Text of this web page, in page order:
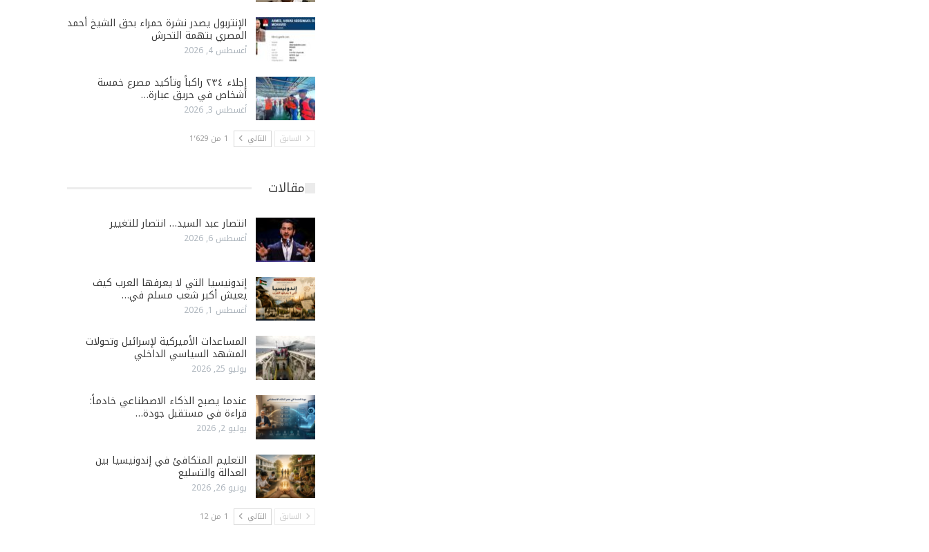
الإنتربول يصدر نشرة حمراء بحق الشيخ أحمد
المصري بتهمة التحرش
أغسطس 4, 2026
إجلاء ٢٣٤ راكباً وتأكيد مصرع خمسة
أشخاص في حريق عبارة…
أغسطس 3, 2026
السابق التالي 1 من 1٬629
مقالات
انتصار عبد السيد… انتصار للتغيير
أغسطس 6, 2026
إندونيسيا التي لا يعرفها العرب كيف
يعيش أكبر شعب مسلم في…
أغسطس 1, 2026
المساعدات الأميركية لإسرائيل وتحولات
المشهد السياسي الداخلي
يوليو 25, 2026
عندما يصبح الذكاء الاصطناعي خادماً:
قراءة في مستقبل جودة…
يوليو 2, 2026
التعليم المتكافئ في إندونيسيا بين
العدالة والتسليع
يونيو 26, 2026
السابق التالي 1 من 12